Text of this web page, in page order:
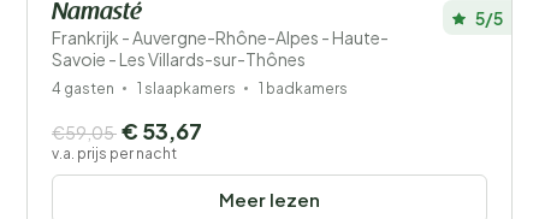
Namasté
Frankrijk - Auvergne-Rhône-Alpes - Haute-
Savoie - Les Villards-sur-Thônes
5/5
4 gasten 1 slaapkamers 1 badkamers
Meer lezen
€59,05 € 53,67
v.a. prijs per nacht